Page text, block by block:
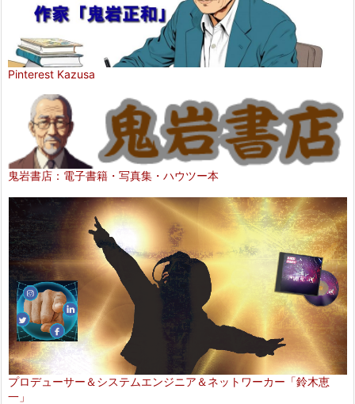
Pinterest Kazusa
鬼岩書店：電子書籍・写真集・ハウツー本
プロデューサー＆システムエンジニア＆ネットワーカー「鈴木恵
一」